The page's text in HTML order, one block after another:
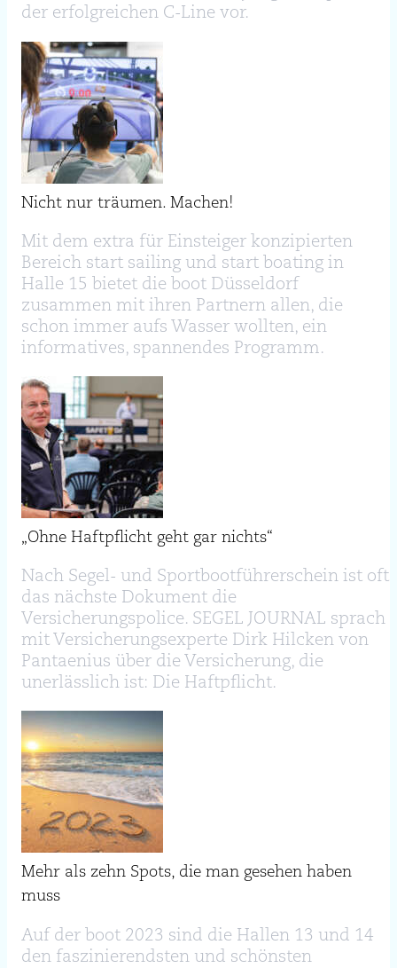
der erfolgreichen C-Line vor.
Nicht nur träumen. Machen!
Mit dem extra für Einsteiger konzipierten
Bereich start sailing und start boating in
Halle 15 bietet die boot Düsseldorf
zusammen mit ihren Partnern allen, die
schon immer aufs Wasser wollten, ein
informatives, spannendes Programm.
„Ohne Haftpflicht geht gar nichts“
Nach Segel- und Sportbootführerschein ist oft
das nächste Dokument die
Versicherungspolice. SEGEL JOURNAL sprach
mit Versicherungsexperte Dirk Hilcken von
Pantaenius über die Versicherung, die
unerlässlich ist: Die Haftpflicht.
Mehr als zehn Spots, die man gesehen haben
muss
Auf der boot 2023 sind die Hallen 13 und 14
den faszinierendsten und schönsten